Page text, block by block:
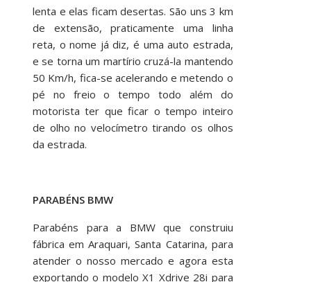
lenta e elas ficam desertas. São uns 3 km
de extensão, praticamente uma linha
reta, o nome já diz, é uma auto estrada,
e se torna um martírio cruzá-la mantendo
50 Km/h, fica-se acelerando e metendo o
pé no freio o tempo todo além do
motorista ter que ficar o tempo inteiro
de olho no velocímetro tirando os olhos
da estrada.
PARABÉNS BMW
Parabéns para a BMW que construiu
fábrica em Araquari, Santa Catarina, para
atender o nosso mercado e agora esta
exportando o modelo X1 Xdrive 28i para